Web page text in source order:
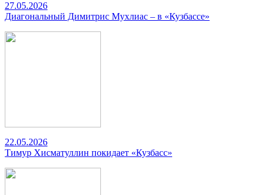
27.05.2026
Диагональный Димитрис Мухлиас – в «Кузбассе»
22.05.2026
Тимур Хисматуллин покидает «Кузбасс»